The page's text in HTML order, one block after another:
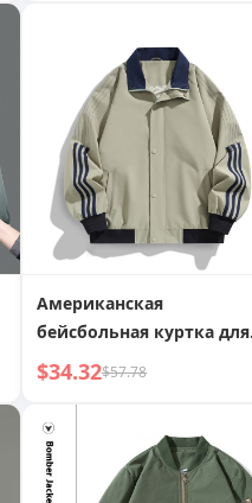
водонепроницаемая
альпинистская одежда
Американская
бейсбольная куртка для
мужчин, весна/осень,
новый модный нишевый
свободный бомбер
$34.32$57.78